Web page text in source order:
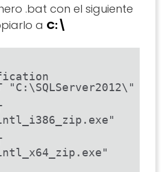
.bat con el siguiente
a C:\
"C:\SQLServer2012\"